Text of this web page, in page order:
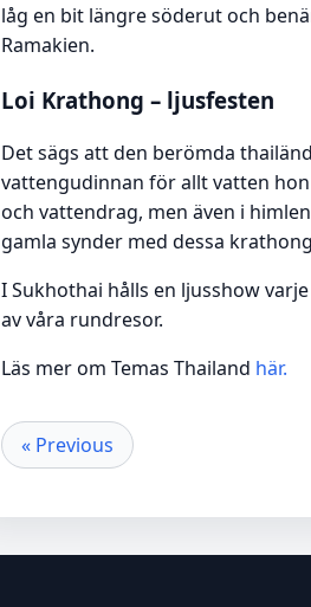
låg en bit längre söderut och
Ramakien.
Loi Krathong – ljusfesten
Det sägs att den berömda
vattengudinnan för allt vatten
och vattendrag, men även i
gamla synder med dessa
I Sukhothai hålls en ljusshow
av våra rundresor.
Läs mer om Temas Thailand här.
« Previous